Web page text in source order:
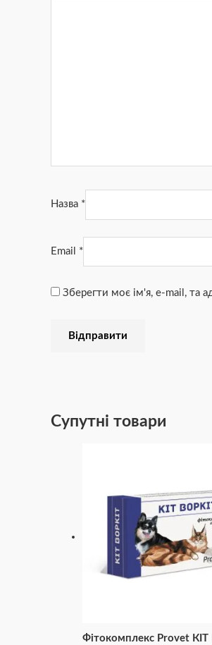
Назва *
Email *
Зберегти моє ім'я, e-mail, та
Супутні товари
Фітокомплекс Provet